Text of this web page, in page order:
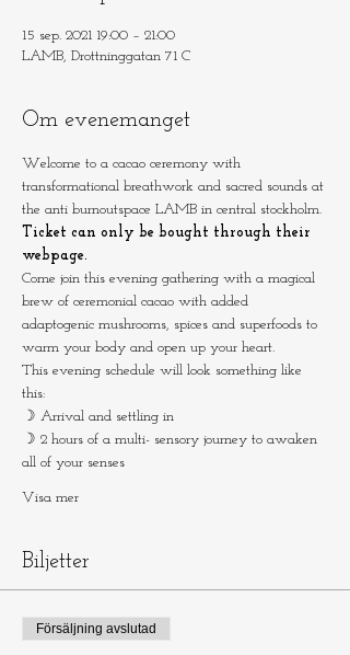
15 sep. 2021 19:00 – 21:00
LAMB, Drottninggatan 71 C
Om evenemanget
Welcome to a cacao ceremony with
transformational breathwork and sacred sounds at
the anti burnoutspace LAMB in central stockholm.
Ticket can only be bought through their
webpage.
Come join this evening gathering with a magical
brew of ceremonial cacao with added
adaptogenic mushrooms, spices and superfoods to
warm your body and open up your heart.
This evening schedule will look something like
this:
☽ Arrival and settling in
☽ 2 hours of a multi- sensory journey to awaken
all of your senses
Visa mer
Biljetter
Försäljning avslutad